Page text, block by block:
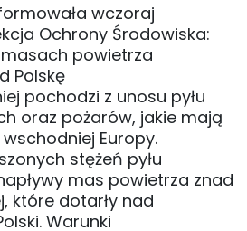
wczoraj
Ochrony Środowiska:
masach powietrza
Polskę
pochodzi z unosu pyłu
oraz pożarów, jakie mają
Europy.
stężeń pyłu
mas powietrza znad
które dotarły nad
Warunki